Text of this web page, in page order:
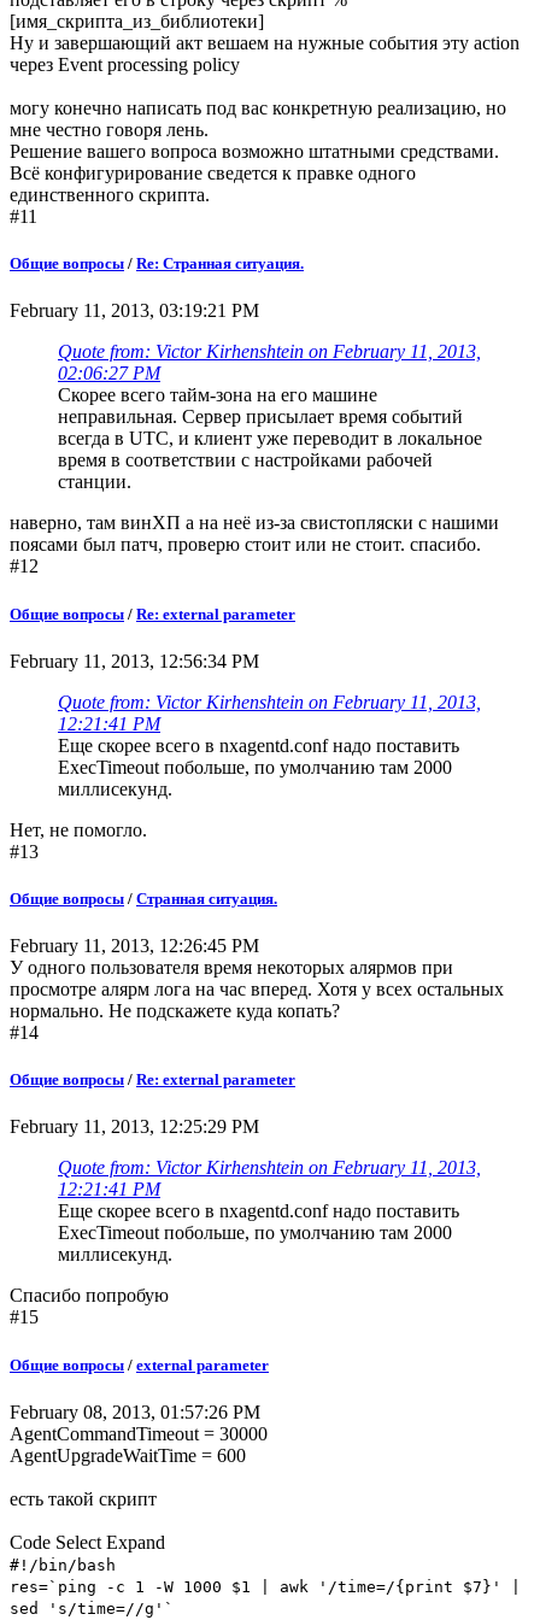
[имя_скрипта_из_библиотеки]
Ну и завершающий акт вешаем на нужные события эту action
через Event processing policy
могу конечно написать под вас конкретную реализацию, но
мне честно говоря лень.
Решение вашего вопроса возможно штатными средствами.
Всё конфигурирование сведется к правке одного
единственного скрипта.
#11
Общие вопросы / Re: Странная ситуация.
February 11, 2013, 03:19:21 PM
Quote from: Victor Kirhenshtein on February 11, 2013,
02:06:27 PM
Скорее всего тайм-зона на его машине
неправильная. Сервер присылает время событий
всегда в UTC, и клиент уже переводит в локальное
время в соответствии с настройками рабочей
станции.
наверно, там винХП а на неё из-за свистопляски с нашими
поясами был патч, проверю стоит или не стоит. спасибо.
#12
Общие вопросы / Re: external parameter
February 11, 2013, 12:56:34 PM
Quote from: Victor Kirhenshtein on February 11, 2013,
12:21:41 PM
Еще скорее всего в nxagentd.conf надо поставить
ExecTimeout побольше, по умолчанию там 2000
миллисекунд.
Нет, не помогло.
#13
Общие вопросы / Странная ситуация.
February 11, 2013, 12:26:45 PM
У одного пользователя время некоторых алярмов при
просмотре алярм лога на час вперед. Хотя у всех остальных
нормально. Не подскажете куда копать?
#14
Общие вопросы / Re: external parameter
February 11, 2013, 12:25:29 PM
Quote from: Victor Kirhenshtein on February 11, 2013,
12:21:41 PM
Еще скорее всего в nxagentd.conf надо поставить
ExecTimeout побольше, по умолчанию там 2000
миллисекунд.
Спасибо попробую
#15
Общие вопросы / external parameter
February 08, 2013, 01:57:26 PM
AgentCommandTimeout = 30000
AgentUpgradeWaitTime = 600
есть такой скрипт
Code Select Expand
#!/bin/bash
res=`ping -c 1 -W 1000 $1 | awk '/time=/{print $7}' |
sed 's/time=//g'`